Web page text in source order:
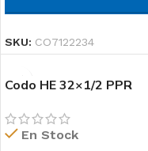
SKU: CO7122234
Codo HE 32×1/2 PPR
En Stock